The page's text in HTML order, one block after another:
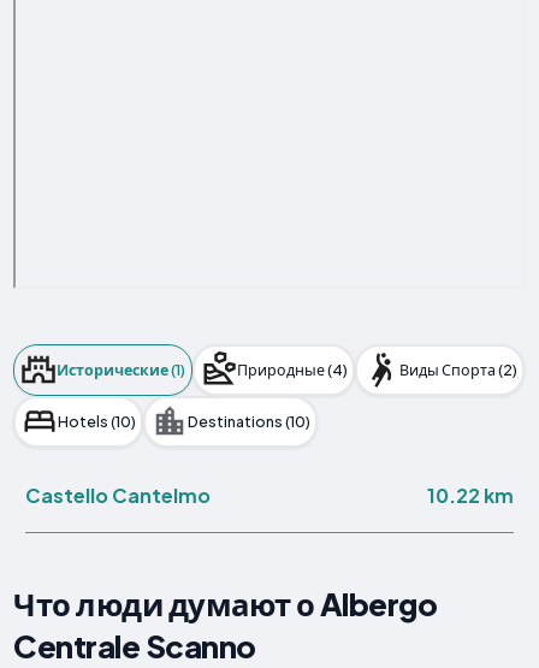
Исторические (1) Природные (4) Виды Спорта (2)
Hotels (10) Destinations (10)
Castello Cantelmo 10.22 km
Что люди думают о Albergo
Centrale Scanno